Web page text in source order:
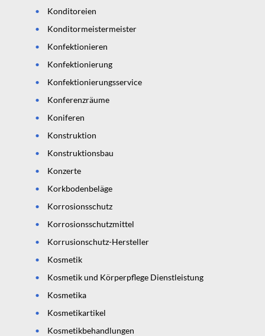
Konditoreien
Konditormeistermeister
Konfektionieren
Konfektionierung
Konfektionierungsservice
Konferenzräume
Koniferen
Konstruktion
Konstruktionsbau
Konzerte
Korkbodenbeläge
Korrosionsschutz
Korrosionsschutzmittel
Korrusionschutz-Hersteller
Kosmetik
Kosmetik und Körperpflege Dienstleistung
Kosmetika
Kosmetikartikel
Kosmetikbehandlungen